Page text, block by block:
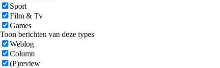
Sport
Film & Tv
Games
Toon berichten van deze types
Weblog
Column
(P)review